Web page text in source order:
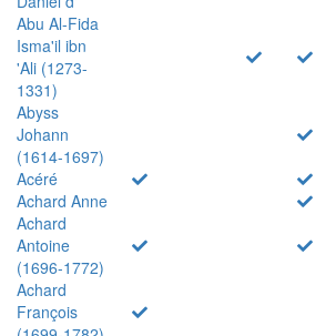
Abu Al-Fida
Isma'il ibn
'Ali (1273-
1331)
Abyss
Johann
(1614-1697)
Acéré
Achard Anne
Achard
Antoine
(1696-1772)
Achard
François